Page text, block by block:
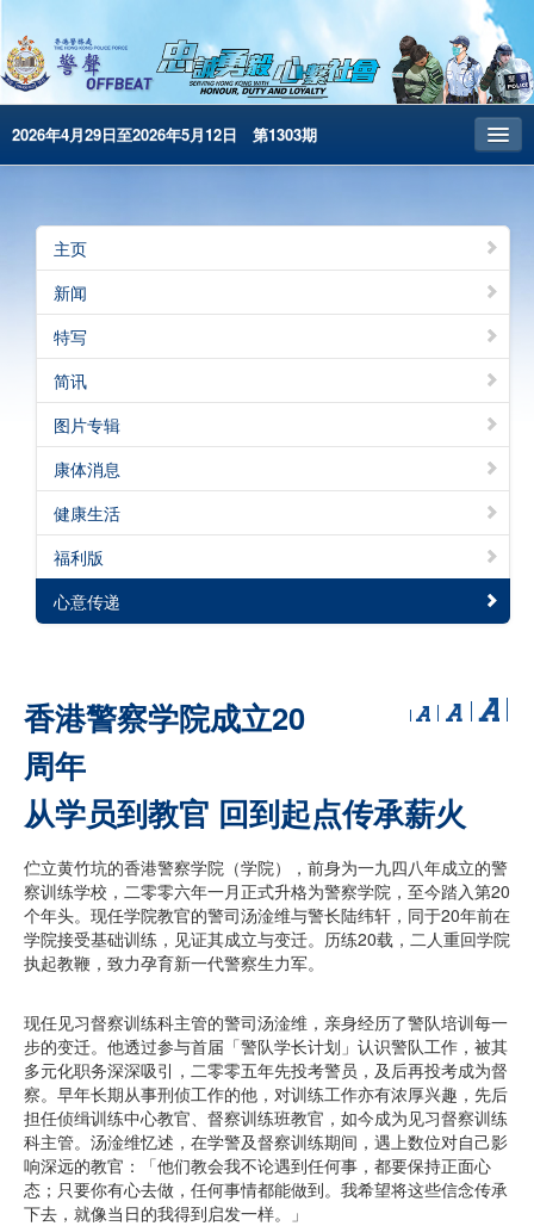
2026年4月29日至2026年5月12日 第1303期
昔日警声
警务处主页
繁體版
English
电子书版
警声特刊
主页
新闻
特写
简讯
图片专辑
康体消息
健康生活
福利版
心意传递
香港警察学院成立20
周年
从学员到教官 回到起点传承薪火
伫立黄竹坑的香港警察学院（学院），前身为一九四八年成立的警
察训练学校，二零零六年一月正式升格为警察学院，至今踏入第20
个年头。现任学院教官的警司汤淦维与警长陆纬轩，同于20年前在
学院接受基础训练，见证其成立与变迁。历练20载，二人重回学院
执起教鞭，致力孕育新一代警察生力军。
现任见习督察训练科主管的警司汤淦维，亲身经历了警队培训每一
步的变迁。他透过参与首届「警队学长计划」认识警队工作，被其
多元化职务深深吸引，二零零五年先投考警员，及后再投考成为督
察。早年长期从事刑侦工作的他，对训练工作亦有浓厚兴趣，先后
担任侦缉训练中心教官、督察训练班教官，如今成为见习督察训练
科主管。汤淦维忆述，在学警及督察训练期间，遇上数位对自己影
响深远的教官：「他们教会我不论遇到任何事，都要保持正面心
态；只要你有心去做，任何事情都能做到。我希望将这些信念传承
下去，就像当日的我得到启发一样。」